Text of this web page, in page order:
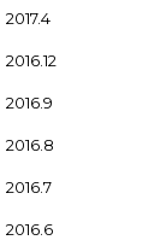
2017.4
2016.12
2016.9
2016.8
2016.7
2016.6